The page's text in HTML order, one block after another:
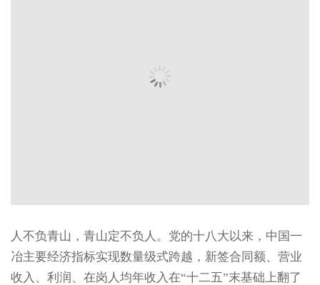
人不负青山，青山定不负人。党的十八大以来，中国一
冶主要经济指标实现数量级式跨越，新签合同额、营业
收入、利润、在岗人均年收入在“十二五”末基础上翻了